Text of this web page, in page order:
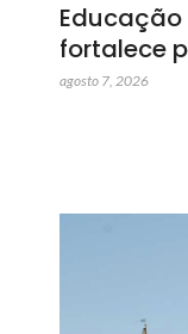
fortalece
agosto 7, 2026